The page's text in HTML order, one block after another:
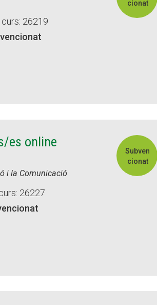
26219
cionat
es online
i la Comunicació
26227
Subven
cionat